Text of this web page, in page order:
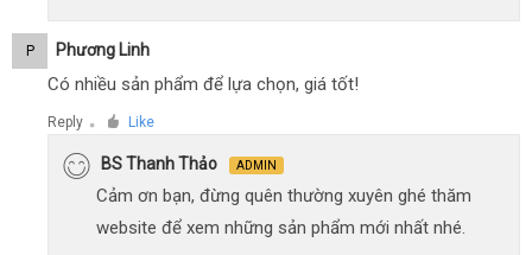
P Phương Linh
Có nhiều sản phẩm để lựa chọn, giá tốt!
Reply ● Like
BS Thanh Thảo ADMIN
Cảm ơn bạn, đừng quên thường xuyên ghé thăm
website để xem những sản phẩm mới nhất nhé.